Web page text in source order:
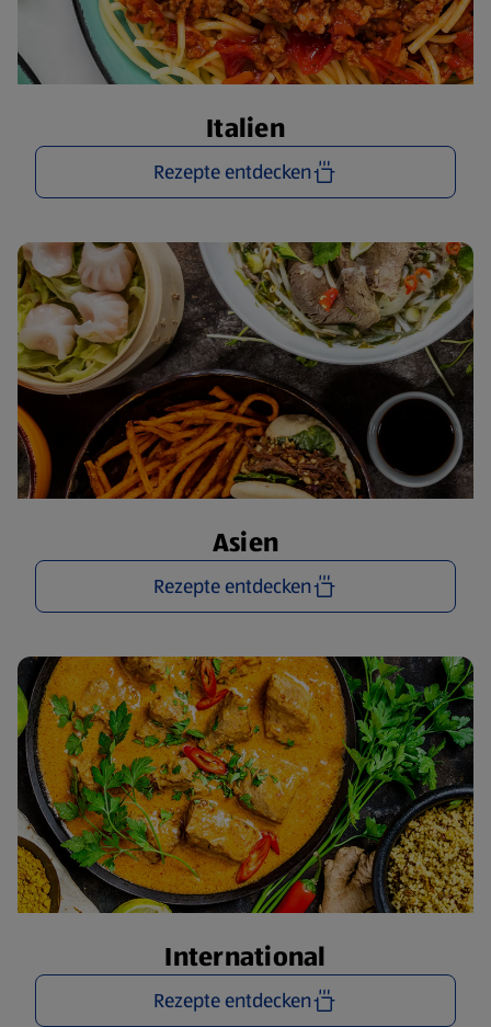
Italien
Rezepte entdecken
Asien
Rezepte entdecken
International
Rezepte entdecken